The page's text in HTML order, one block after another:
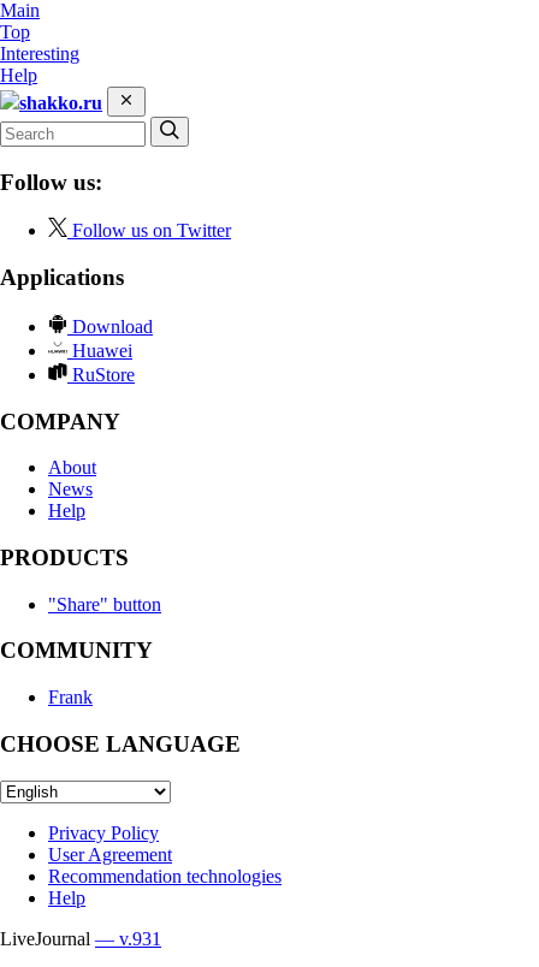
Main
Top
Interesting
Help
shakko.ru
Follow us:
Follow us on Twitter
Applications
Download
Huawei
RuStore
COMPANY
About
News
Help
PRODUCTS
"Share" button
COMMUNITY
Frank
CHOOSE LANGUAGE
Privacy Policy
User Agreement
Recommendation technologies
Help
LiveJournal — v.931